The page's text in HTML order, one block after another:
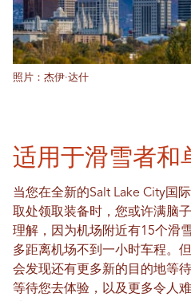
照片：杰伊·达什
适用于滑雪者和
当您在全新的Salt Lake City国
取处领取装备时，您或许满脑
理解，因为机场附近有15个滑
多距离机场不到一小时车程。
会发现还有更多新的目的地等
等待您去体验，以及更多令人